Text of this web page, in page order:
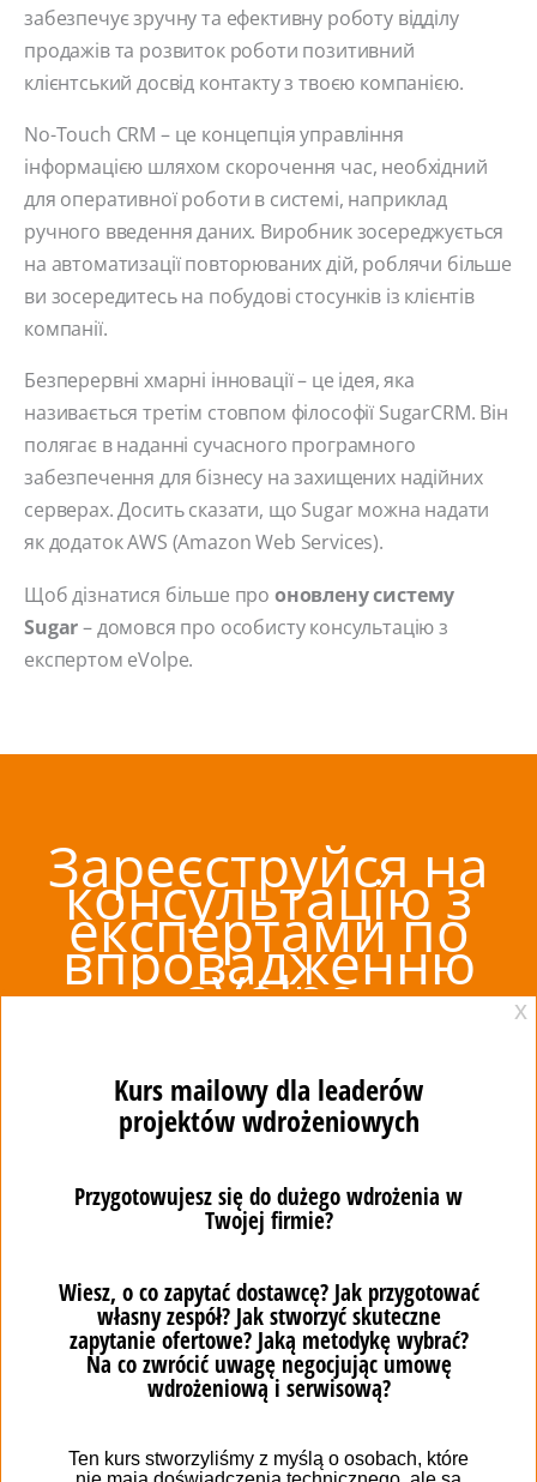
забезпечує зручну та ефективну роботу відділу
продажів та розвиток роботи позитивний
клієнтський досвід контакту з твоєю компанією.
No-Touch CRM – це концепція управління
інформацією шляхом скорочення час, необхідний
для оперативної роботи в системі, наприклад
ручного введення даних. Виробник зосереджується
на автоматизації повторюваних дій, роблячи більше
ви зосередитесь на побудові стосунків із клієнтів
компанії.
Безперервні хмарні інновації – це ідея, яка
називається третім стовпом філософії SugarCRM. Він
полягає в наданні сучасного програмного
забезпечення для бізнесу на захищених надійних
серверах. Досить сказати, що Sugar можна надати
як додаток AWS (Amazon Web Services).
Щоб дізнатися більше про оновлену систему
Sugar– домовся про особисту консультацію з
експертом eVolpe.
Зареєструйся на
консультацію з
експертами по
впровадженню
eVolpe
WYBIERZ TERMIN